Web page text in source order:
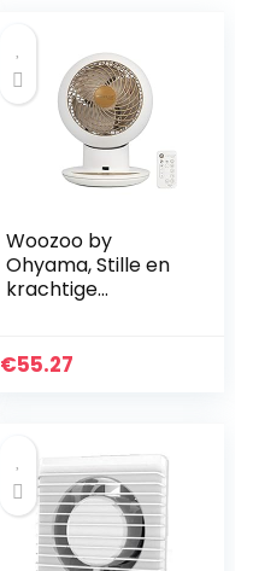
Woozoo by
Ohyama, Stille en
krachtige
met
oscillatie, Voor
30m² oppervlakte
– Woozoo PCF-
SC15T – Mat
wit/Houtlook
€55.27